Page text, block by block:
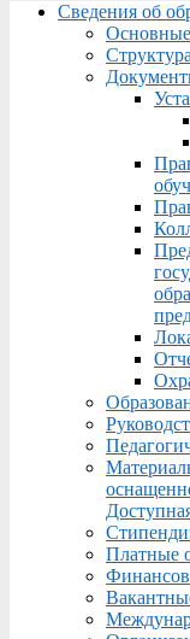
Menu
Сведения об
Платные